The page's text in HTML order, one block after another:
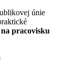
únie
na pracovisku